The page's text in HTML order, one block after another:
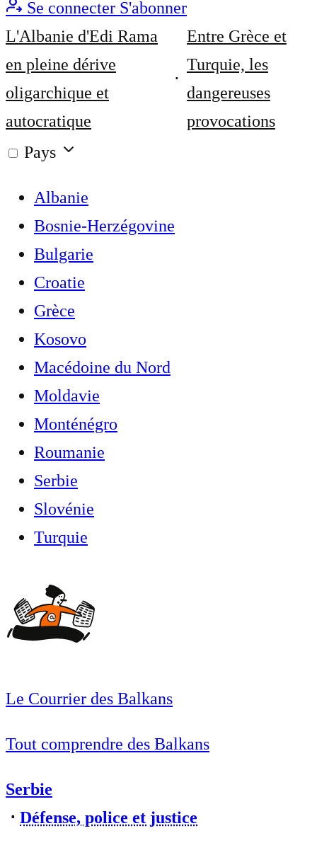
Se connecter S'abonner
L'Albanie d'Edi Rama
en pleine dérive
oligarchique et
autocratique
Entre Grèce et
Turquie, les
dangereuses
provocations
Pays
Albanie
Bosnie-Herzégovine
Bulgarie
Croatie
Grèce
Kosovo
Macédoine du Nord
Moldavie
Monténégro
Roumanie
Serbie
Slovénie
Turquie
Le Courrier des Balkans
Tout comprendre des Balkans
Serbie
⋅ Défense, police et justice